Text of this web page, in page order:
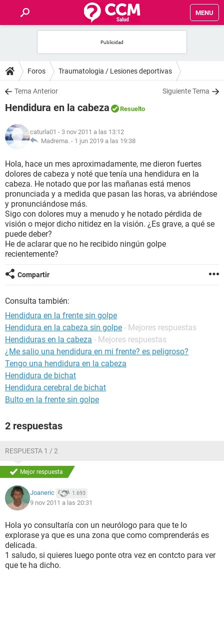
MENU
FOROS
SALUD
NUTRICIÓN
BIENESTAR
SEXUALIDAD
GLOSARIO
Foros Traumatologia / Lesiones deportivas
Tema Anterior Siguiente Tema
Hendidura en la cabeza Resuelto
caturla01 - 3 nov 2011 a las 13:12
Madrema. - 1 jun 2019 a las 19:38
Hola, hace un mes aproximadamente, me dieron fuertes
dolores de cabeza y noté que tenía una hendidura en la
cabeza. He notado que por las mañanas está menos
pronunciada y a medida que pasan las horas, va abriéndose
y pronunciándose más.
Sigo con dolores muy a menudo y he notado pérdida de
visión o mejor dicho nitidez en la visión. ¿Es grave, a qué se
puede deber?
He de aclarar que no he recibido ningún golpe
recientemente?
Compartir
Consulta también:
Hendidura en la frente sin golpe
Hendidura en la cabeza sin golpe - Mejores respuestas
Hendiduras en la cabeza - Mejores respuestas
¿Me salio una hendidura en mi frente? es peligroso?
Tengo una hendidura en la cabeza
Hendidura de bichat
Hendidura cerebral de bichat
Bulto en la frente sin golpe
2 respuestas
RESPUESTA 1 / 2
Mejor respuesta
Joaneric 1.693
9 nov 2011 a las 20:31
Hola yo consultaría con un neurólogo para que te lo
explorase ya que es una zona que como comprenderás es
delicada.
1 saludo, si quieres luego ponte otra vez en contcto para ver
que te ha dicho.